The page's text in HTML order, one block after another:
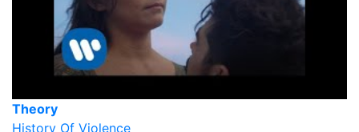
Theory
History Of Violence